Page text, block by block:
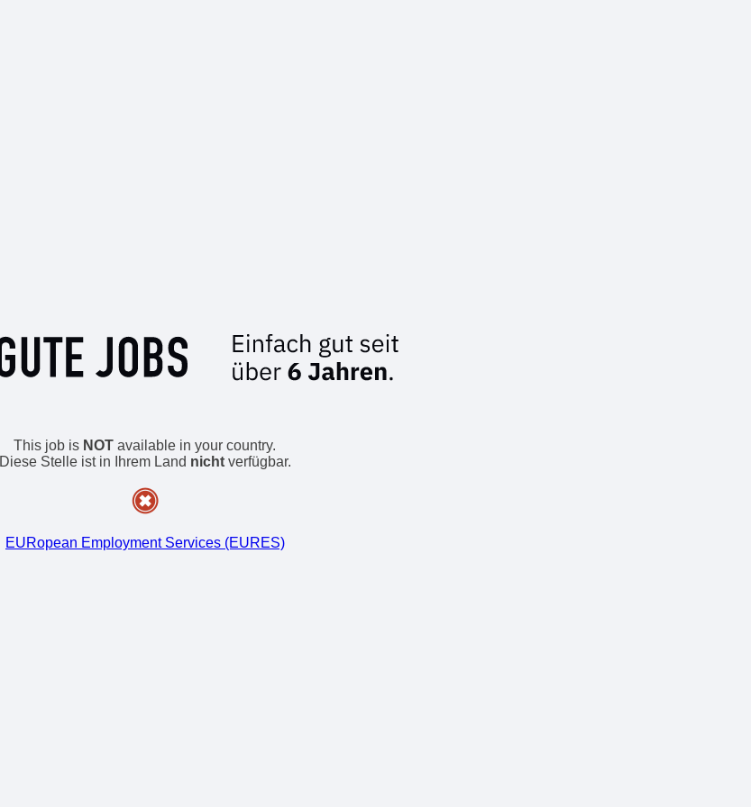
This job is NOT available in your country.
Diese Stelle ist in Ihrem Land nichtverfügbar.
EURopean Employment Services (EURES)